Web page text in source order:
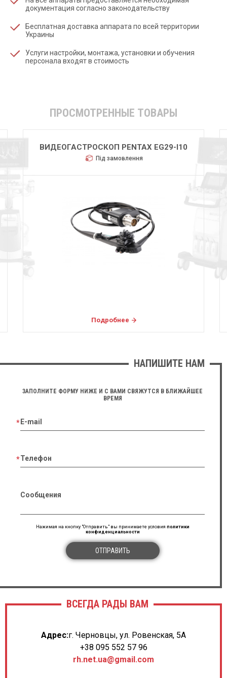
документация согласно законодательству
Бесплатная доставка аппарата по всей территории
Украины
Услуги настройки, монтажа, установки и обучения
персонала входят в стоимость
ПРОСМОТРЕННЫЕ ТОВАРЫ
ВИДЕОГАСТРОСКОП PENTAX EG29-I10
Під замовлення
Подробнее
НАПИШИТЕ НАМ
ЗАПОЛНИТЕ ФОРМУ НИЖЕ И С ВАМИ СВЯЖУТСЯ В БЛИЖАЙШЕЕ
ВРЕМЯ
E-mail
Телефон
Сообщения
Нажимая на кнопку "Отправить" вы принимаете условия политики
конфиденциальности
ОТПРАВИТЬ
ВСЕГДА РАДЫ ВАМ
Адрес:г. Черновцы, ул. Ровенская, 5А
+38 095 552 57 96
rh.net.ua@gmail.com